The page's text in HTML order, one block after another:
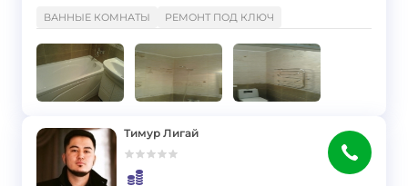
ВАННЫЕ КОМНАТЫ РЕМОНТ ПОД КЛЮЧ
Тимур Лигай